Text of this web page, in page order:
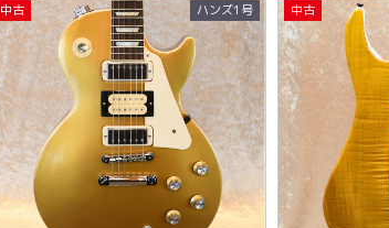
中古 ハンズ1号 中古